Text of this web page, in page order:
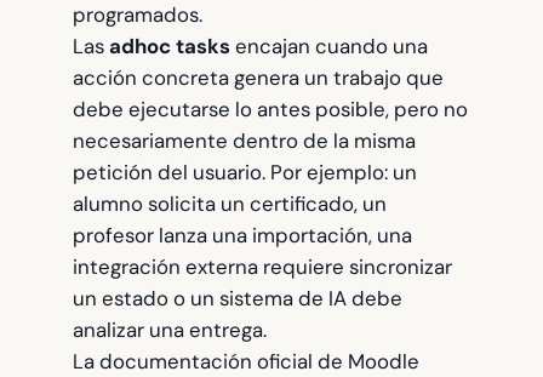
programados.
Las adhoc tasks encajan cuando una
acción concreta genera un trabajo que
debe ejecutarse lo antes posible, pero no
necesariamente dentro de la misma
petición del usuario. Por ejemplo: un
alumno solicita un certificado, un
profesor lanza una importación, una
integración externa requiere sincronizar
un estado o un sistema de IA debe
analizar una entrega.
La documentación oficial de Moodle